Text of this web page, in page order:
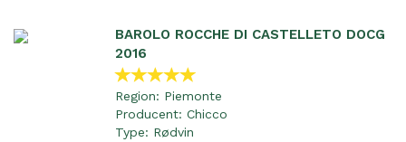
BAROLO ROCCHE DI CASTELLETO DOCG
2016
Region: Piemonte
Producent: Chicco
Type: Rødvin